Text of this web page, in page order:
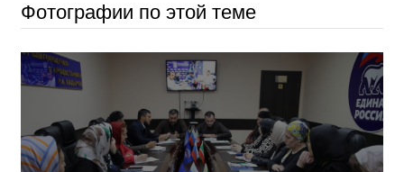
Фотографии по этой теме